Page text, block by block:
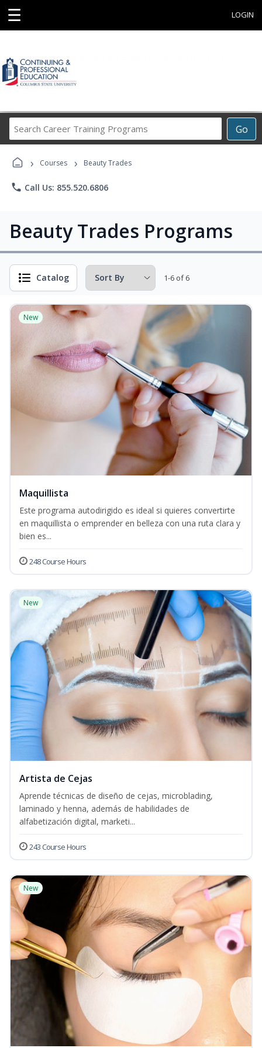
☰ LOGIN
Go
Career
Programs
› Courses › Beauty Trades
phone Call Us: 855.520.6806
Beauty Trades Programs
Catalog 1-6 of 6
New
Maquillista
Este programa autodirigido es ideal si quieres convertirte
en maquillista o emprender en belleza con una ruta clara y
bien es...
248 Course Hours
New
Artista de Cejas
Aprende técnicas de diseño de cejas, microblading,
laminado y henna, además de habilidades de
alfabetización digital, marketi...
243 Course Hours
New